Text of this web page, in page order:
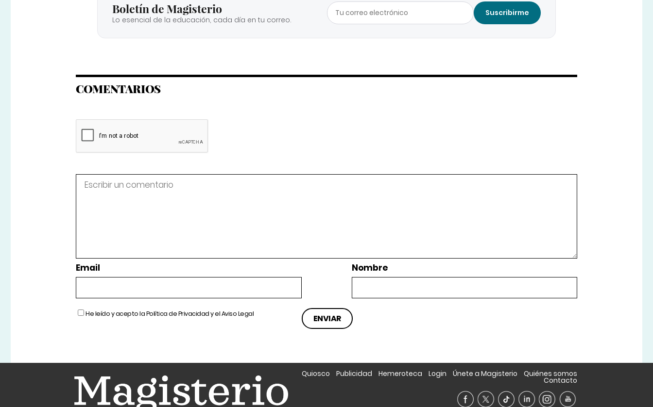
Boletín de Magisterio
Lo esencial de la educación, cada día en tu correo.
Suscribirme
COMENTARIOS
Email Nombre
He leído y acepto laPolítica de Privacidady elAviso Legal
Quiosco Publicidad Hemeroteca Login Únete a Magisterio Quiénes somos
Contacto